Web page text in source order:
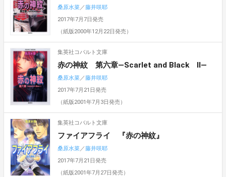
桑原水菜／藤井咲耶
2017年7月7日発売
（紙版2000年12月22日発売）
集英社コバルト文庫
赤の神紋 第六章―Scarlet and Black II―
桑原水菜／藤井咲耶
2017年7月21日発売
（紙版2001年7月3日発売）
集英社コバルト文庫
ファイアフライ 『赤の神紋』
桑原水菜／藤井咲耶
2017年7月21日発売
（紙版2001年7月27日発売）